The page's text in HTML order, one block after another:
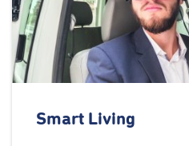
Smart Living